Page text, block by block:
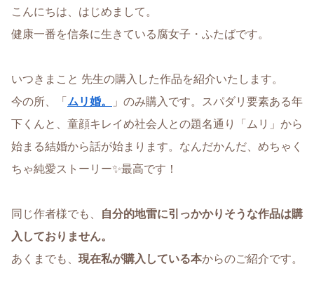
こんにちは、はじめまして。
健康一番を信条に生きている腐女子・ふたばです。
いつきまこと 先生の購入した作品を紹介いたします。
今の所、「 ムリ婚。
」のみ購入です。スパダリ要素ある年
下くんと、童顔キレイめ社会人との題名通り「ムリ」から
始まる結婚から話が始まります。なんだかんだ、めちゃく
ちゃ純愛ストーリー✨最高です！
同じ作者様でも、
自分的地雷に引っかかりそうな作品は購
入しておりません。
あくまでも、 現在私が購入している本からのご紹介です。